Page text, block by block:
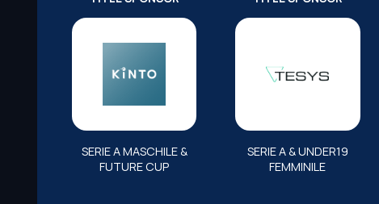
SERIE A MASCHILE &
FUTURE CUP
SERIE A & UNDER19
FEMMINILE